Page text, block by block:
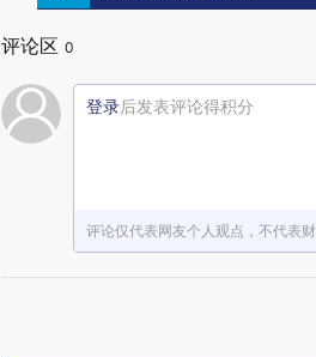
评论区 0
登录后发表评论得积分
评论仅代表网友个人观点，不代表